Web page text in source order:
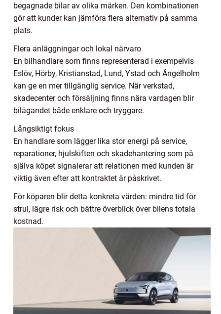
begagnade bilar av olika märken. Den kombinationen
gör att kunder kan jämföra flera alternativ på samma
plats.
Flera anläggningar och lokal närvaro
En bilhandlare som finns representerad i exempelvis
Eslöv, Hörby, Kristianstad, Lund, Ystad och Ängelholm
kan ge en mer tillgänglig service. När verkstad,
skadecenter och försäljning finns nära vardagen blir
bilägandet både enklare och tryggare.
Långsiktigt fokus
En handlare som lägger lika stor energi på service,
reparationer, hjulskiften och skadehantering som på
själva köpet signalerar att relationen med kunden är
viktig även efter att kontraktet är påskrivet.
För köparen blir detta konkreta värden: mindre tid för
strul, lägre risk och bättre överblick över bilens totala
kostnad.